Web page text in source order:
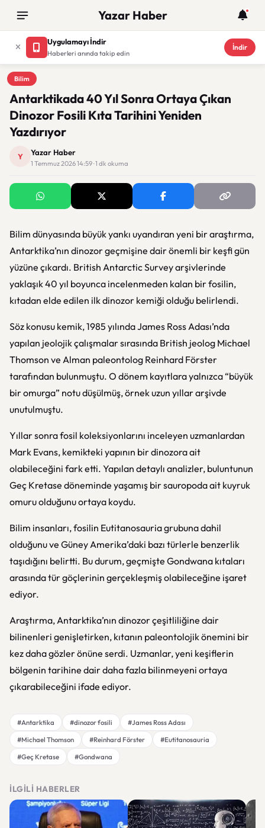
Yazar Haber
Uygulamayı İndir
Haberleri anında takip edin
İndir
Bilim
Bilim
Antarktikada 40 Yıl Sonra Ortaya Çıkan
Dinozor Fosili Kıta Tarihini Yeniden
Yazdırıyor
Y Yazar Haber
1 Temmuz 2026 14:59 · 1 dk okuma
Bilim dünyasında büyük yankı uyandıran yeni bir araştırma,
Antarktika’nın dinozor geçmişine dair önemli bir keşfi gün
yüzüne çıkardı. British Antarctic Survey arşivlerinde
yaklaşık 40 yıl boyunca incelenmeden kalan bir fosilin,
kıtadan elde edilen ilk dinozor kemiği olduğu belirlendi.
Söz konusu kemik, 1985 yılında James Ross Adası’nda
yapılan jeolojik çalışmalar sırasında British jeolog Michael
Thomson ve Alman paleontolog Reinhard Förster
tarafından bulunmuştu. O dönem kayıtlara yalnızca “büyük
bir omurga” notu düşülmüş, örnek uzun yıllar arşivde
unutulmuştu.
Yıllar sonra fosil koleksiyonlarını inceleyen uzmanlardan
Mark Evans, kemikteki yapının bir dinozora ait
olabileceğini fark etti. Yapılan detaylı analizler, buluntunun
Geç Kretase döneminde yaşamış bir sauropoda ait kuyruk
omuru olduğunu ortaya koydu.
Bilim insanları, fosilin Eutitanosauria grubuna dahil
olduğunu ve Güney Amerika’daki bazı türlerle benzerlik
taşıdığını belirtti. Bu durum, geçmişte Gondwana kıtaları
arasında tür göçlerinin gerçekleşmiş olabileceğine işaret
ediyor.
Araştırma, Antarktika’nın dinozor çeşitliliğine dair
bilinenleri genişletirken, kıtanın paleontolojik önemini bir
kez daha gözler önüne serdi. Uzmanlar, yeni keşiflerin
bölgenin tarihine dair daha fazla bilinmeyeni ortaya
çıkarabileceğini ifade ediyor.
#Antarktika #dinozor fosili
#James Ross Adası
#Michael Thomson
#Reinhard Förster
#Eutitanosauria
#Geç Kretase
#Gondwana
İLGILI HABERLER